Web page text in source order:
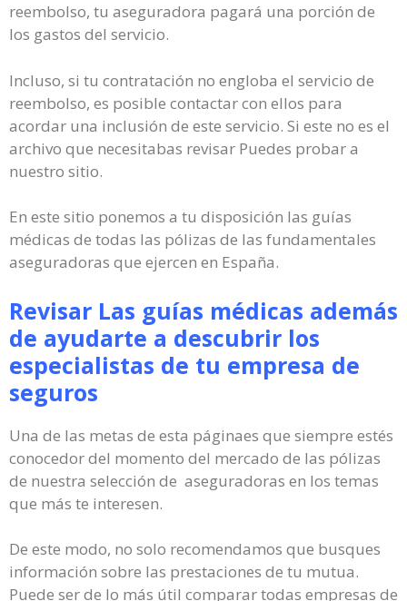
reembolso, tu aseguradora pagará una porción de
los gastos del servicio.
Incluso, si tu contratación no engloba el servicio de
reembolso, es posible contactar con ellos para
acordar una inclusión de este servicio. Si este no es el
archivo que necesitabas revisar Puedes probar a
nuestro sitio.
En este sitio ponemos a tu disposición las guías
médicas de todas las pólizas de las fundamentales
aseguradoras que ejercen en España.
Revisar Las guías médicas además
de ayudarte a descubrir los
especialistas de tu empresa de
seguros
Una de las metas de esta páginaes que siempre estés
conocedor del momento del mercado de las pólizas
de nuestra selección de aseguradoras en los temas
que más te interesen.
De este modo, no solo recomendamos que busques
información sobre las prestaciones de tu mutua.
Puede ser de lo más útil comparar todas empresas de